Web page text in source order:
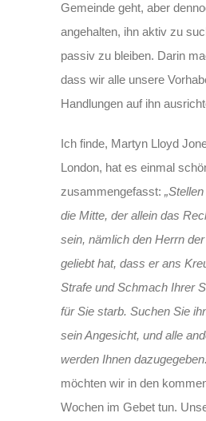
Gemeinde geht, aber
angehalten, ihn aktiv zu
passiv zu bleiben. Darin
dass wir alle unsere
Handlungen auf ihn
Ich finde, Martyn Lloyd
London, hat es einmal
zusammengefasst:
die Mitte, der allein das
sein, nämlich den Herrn
geliebt hat, dass er ans
Strafe und Schmach Ihrer
für Sie starb. Suchen Sie
sein Angesicht, und alle
werden Ihnen
möchten wir in den
Wochen im Gebet tun.